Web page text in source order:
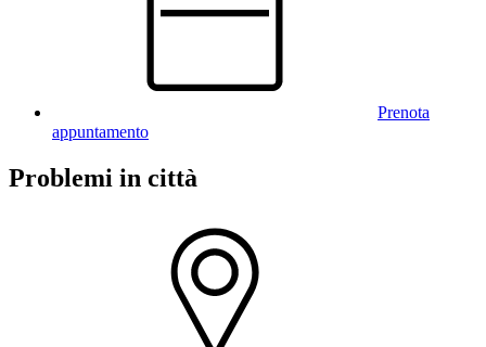
Prenota
appuntamento
Problemi in città